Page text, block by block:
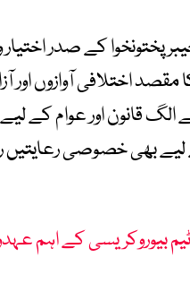
کے صدر اختیار
اختلافی آوازوں اور
قانون اور عوام کے
لیے بھی خصوصی
بیوروکریسی کے اہم